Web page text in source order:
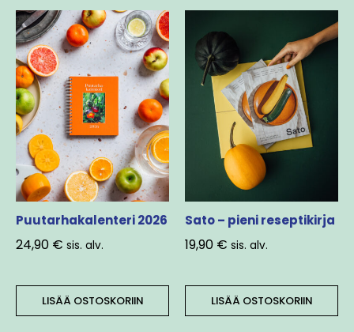
Puutarhakalenteri 2026
24,90 € sis. alv.
LISÄÄ OSTOSKORIIN
Sato – pieni reseptikirja
19,90 € sis. alv.
LISÄÄ OSTOSKORIIN